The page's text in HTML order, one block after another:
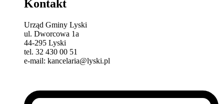
Kontakt
Urząd Gminy Lyski
ul. Dworcowa 1a
44-295 Lyski
tel. 32 430 00 51
e-mail: kancelaria@lyski.pl